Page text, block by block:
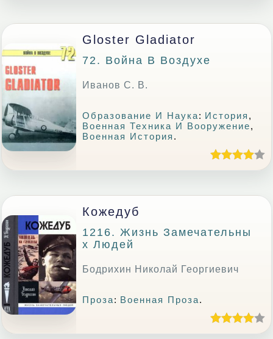
Gloster Gladiator
72. Война В Воздухе
Иванов С. В.
Образование И Наука: История ,
Военная Техника И Вооружение,
Военная История .
Кожедуб
1216. Жизнь Замечательны
Х Людей
Бодрихин Николай Георгиевич
Проза: Военная Проза.